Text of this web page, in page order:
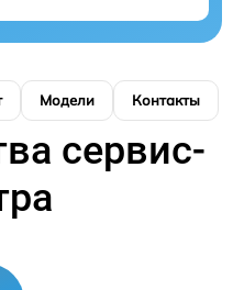
Модели Контакты
сервис-